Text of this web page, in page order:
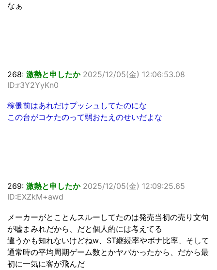
なぁ
268: 激熱と申したか 2025/12/05(金) 12:06:53.08
ID:r3Y2YyKn0
稼働前はあれだけプッシュしてたのにな
この台がコケたのって弱おたえのせいだよな
269: 激熱と申したか 2025/12/05(金) 12:09:25.65
ID:EXZkM+awd
メーカーがとことんスルーしてたのは発売当初の売り文句
が嘘まみれだから、だと個人的には考えてる
違うかも知れないけどねw、ST継続率やボナ比率、そして
通常時の平均周期ゲーム数とかヤバかったから、だから最
初に一気に客が飛んだ